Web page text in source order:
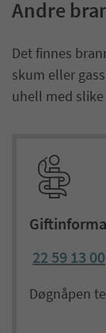
Andre
Det finnes
skum eller
uhell med
22 59 13 00
Døgnåpen